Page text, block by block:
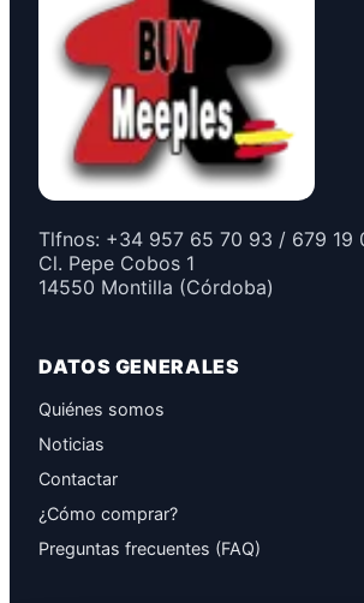
Tlfnos: +34 957 65 70 93 / 679 19
Cl. Pepe Cobos 1
14550 Montilla (Córdoba)
DATOS GENERALES
Quiénes somos
Noticias
Contactar
¿Cómo comprar?
Preguntas frecuentes (FAQ)